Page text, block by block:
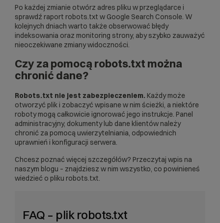
Po każdej zmianie otwórz adres pliku w przeglądarce i
sprawdź raport robots.txt w Google Search Console. W
kolejnych dniach warto także obserwować błędy
indeksowania oraz monitoring strony, aby szybko zauważyć
nieoczekiwane zmiany widoczności.
Czy za pomocą robots.txt można
chronić dane?
Robots.txt nie jest zabezpieczeniem. Każdy może
otworzyć plik i zobaczyć wpisane w nim ścieżki, a niektóre
roboty mogą całkowicie ignorować jego instrukcje. Panel
administracyjny, dokumenty lub dane klientów należy
chronić za pomocą uwierzytelniania, odpowiednich
uprawnień i konfiguracji serwera.
Chcesz poznać więcej szczegółów? Przeczytaj wpis na
naszym blogu – znajdziesz w nim wszystko, co powinieneś
wiedzieć o pliku robots.txt.
FAQ – plik robots.txt